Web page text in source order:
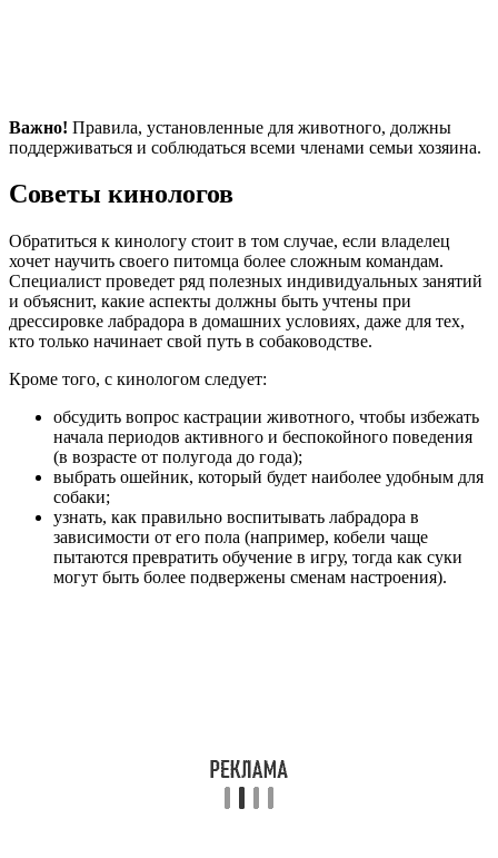
Важно! Правила, установленные для животного, должны
поддерживаться и соблюдаться всеми членами семьи хозяина.
Советы кинологов
Обратиться к кинологу стоит в том случае, если владелец
хочет научить своего питомца более сложным командам.
Специалист проведет ряд полезных индивидуальных занятий
и объяснит, какие аспекты должны быть учтены при
дрессировке лабрадора в домашних условиях, даже для тех,
кто только начинает свой путь в собаководстве.
Кроме того, с кинологом следует:
обсудить вопрос кастрации животного, чтобы избежать
начала периодов активного и беспокойного поведения
(в возрасте от полугода до года);
выбрать ошейник, который будет наиболее удобным для
собаки;
узнать, как правильно воспитывать лабрадора в
зависимости от его пола (например, кобели чаще
пытаются превратить обучение в игру, тогда как суки
могут быть более подвержены сменам настроения).